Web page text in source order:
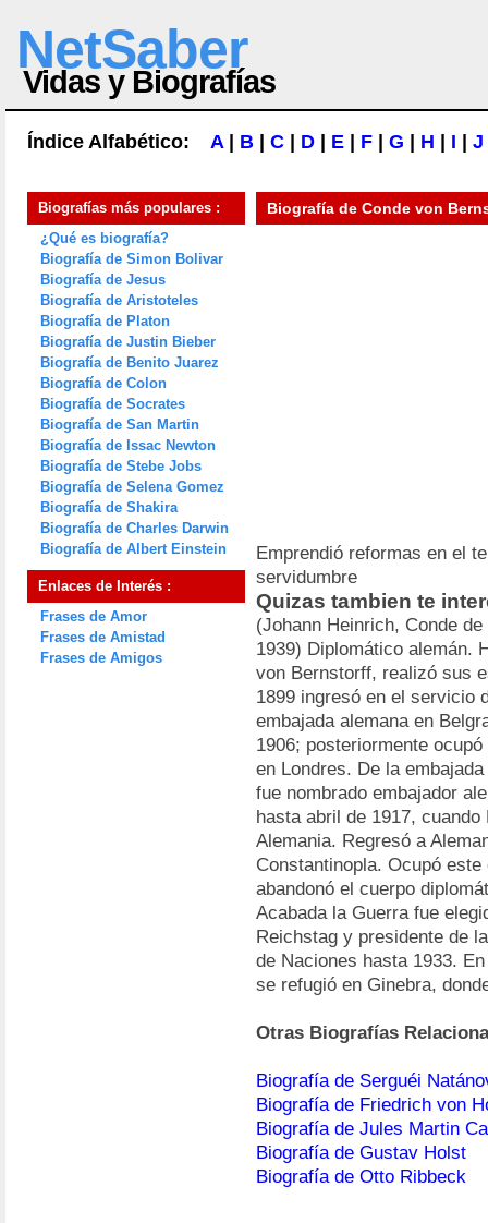
NetSaber
Vidas y Biografías
Índice Alfabético: A| B C D E F G H I J
Biografías más populares :
¿Qué es biografía?
Biografía de Simon Bolivar
Biografía de Jesus
Biografía de Aristoteles
Biografía de Platon
Biografía de Justin Bieber
Biografía de Benito Juarez
Biografía de Colon
Biografía de Socrates
Biografía de San Martin
Biografía de Issac Newton
Biografía de Stebe Jobs
Biografía de Selena Gomez
Biografía de Shakira
Biografía de Charles Darwin
Biografía de Albert Einstein
Enlaces de Interés :
Frases de Amor
Frases de Amistad
Frases de Amigos
Biografía de Conde von
Emprendió reformas en el
servidumbre
Quizas tambien te
(Johann Heinrich, Conde
1939) Diplomático alemán.
von Bernstorff, realizó sus
1899 ingresó en el servicio
embajada alemana en
1906; posteriormente
en Londres. De la
fue nombrado embajador
hasta abril de 1917,
Alemania. Regresó a
Constantinopla. Ocupó
abandonó el cuerpo
Acabada la Guerra fue
Reichstag y presidente de
de Naciones hasta 1933.
se refugió en Ginebra,
Otras Biografías
Biografía de Serguéi
Biografía de Friedrich von
Biografía de Jules Martin
Biografía de Gustav Holst
Biografía de Otto Ribbeck